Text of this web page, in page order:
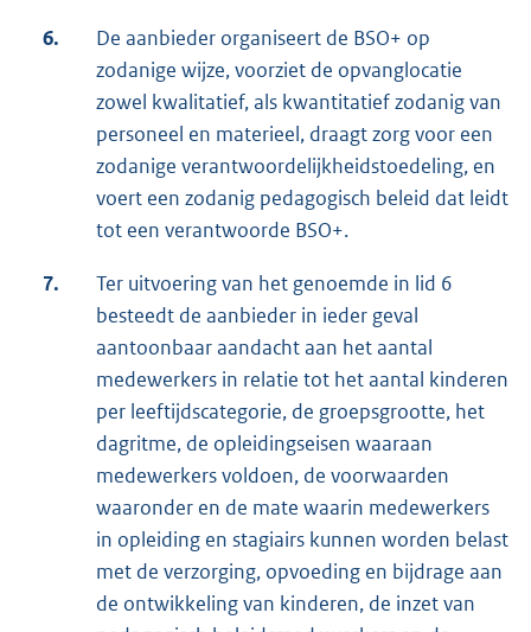
6.
De aanbieder organiseert de BSO+ op
zodanige wijze, voorziet de opvanglocatie
zowel kwalitatief, als kwantitatief zodanig van
personeel en materieel, draagt zorg voor een
zodanige verantwoordelijkheidstoedeling, en
voert een zodanig pedagogisch beleid dat leidt
tot een verantwoorde BSO+.
7.
Ter uitvoering van het genoemde in lid 6
besteedt de aanbieder in ieder geval
aantoonbaar aandacht aan het aantal
medewerkers in relatie tot het aantal kinderen
per leeftijdscategorie, de groepsgrootte, het
dagritme, de opleidingseisen waaraan
medewerkers voldoen, de voorwaarden
waaronder en de mate waarin medewerkers
in opleiding en stagiairs kunnen worden belast
met de verzorging, opvoeding en bijdrage aan
de ontwikkeling van kinderen, de inzet van